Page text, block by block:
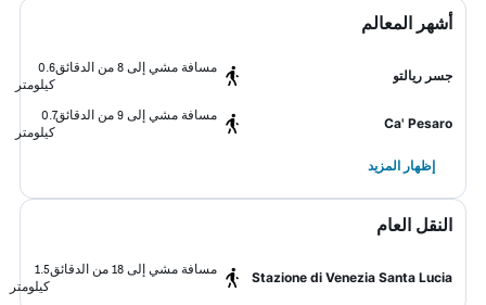
أشهر المعالم
جسر ريالتو
مسافة مشي إلى 8 من الدقائق
0.6
كيلومتر
Ca' Pesaro
مسافة مشي إلى 9 من الدقائق
0.7
كيلومتر
إظهار المزيد
النقل العام
Stazione di Venezia Santa Lucia
مسافة مشي إلى 18 من الدقائق
1.5
كيلومتر